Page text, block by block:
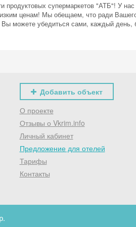
продуктовых супермаркетов "АТБ"! У
ценам! Мы обещаем, что ради
можете убедиться сами, каждый
Добавить объект
О проекте
Отзывы о Vkrim.info
Личный кабинет
Предложение для отелей
Тарифы
Контакты